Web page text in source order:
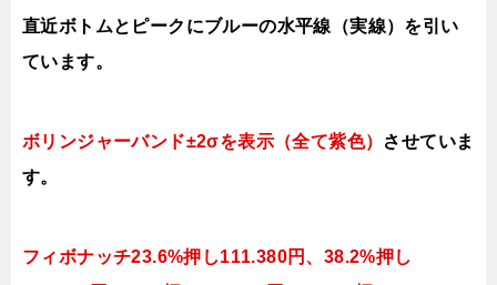
直近ボトムとピークにブルーの水平線（実線）を引い
ています。
ボリンジャーバンド±2σを表示（全て紫色） させていま
す。
フィボナッチ23.6%押し111.380円、38.2%押し